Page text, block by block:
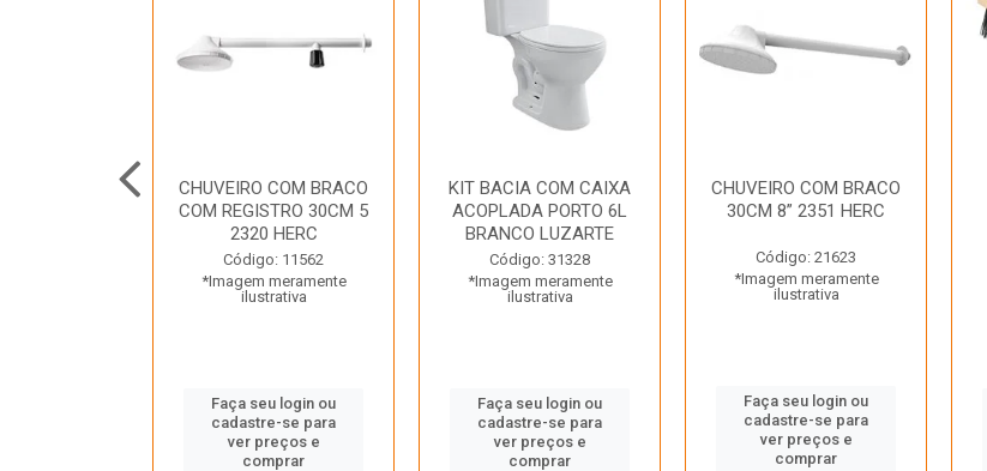
CHUVEIRO COM BRACO
COM REGISTRO 30CM 5
2320 HERC
Código: 11562
*Imagem meramente
ilustrativa
Faça seu login ou
cadastre-se para
ver preços e
comprar
KIT BACIA COM CAIXA
ACOPLADA PORTO 6L
BRANCO LUZARTE
Código: 31328
*Imagem meramente
ilustrativa
Faça seu login ou
cadastre-se para
ver preços e
comprar
CHUVEIRO COM BRACO
30CM 8” 2351 HERC
Código: 21623
*Imagem meramente
ilustrativa
Faça seu login ou
cadastre-se para
ver preços e
comprar